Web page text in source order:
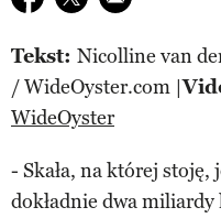
Tekst: Nicolline van
/ WideOyster.com |
WideOyster
- Skała, na której stoję,
dokładnie dwa